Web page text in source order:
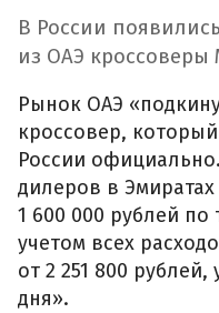
В России
из ОАЭ кроссоверы
Рынок ОАЭ
кроссовер,
России
дилеров в
1 600 000 рублей по
учетом всех
от 2 251 800
дня».